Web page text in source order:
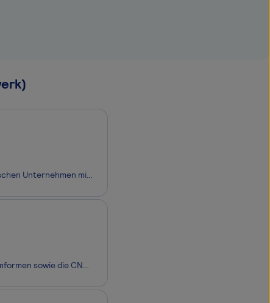
Kimmel Zahntechnik ist seit 1925 aktiv und hat sich seitdem zu einem mittelständischen Unternehmen mit vier Standorten entwickelt, das sich durch Fairness im Umgang mit Mitarbeitern, Kunden und Lieferanten auszeichnet. Wir sind uns der Verantwortung für unsere Regionen und den Wirtschaftsstandort De
Die GLA-WEL GmbH in 49324 Melle ist spezialisiert auf das Laserschneiden und Umformen sowie die CNC-gesteuerte Bearbeitung von Stahl, Edelstahl und Aluminium. Wir beliefern vorrangig Industrie- und Handels-Kunden, aber auch Auftraggeber der öffentlichen Hand und Privatkunden mit kompletten Produktlö